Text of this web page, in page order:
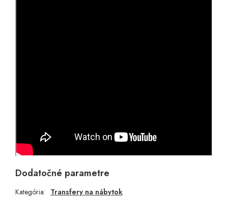
Dodatočné parametre
Kategória: Transfery na nábytok